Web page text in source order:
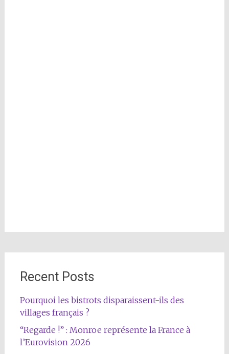
Recent Posts
Pourquoi les bistrots disparaissent-ils des
villages français ?
“Regarde !” : Monroe représente la France à
l’Eurovision 2026